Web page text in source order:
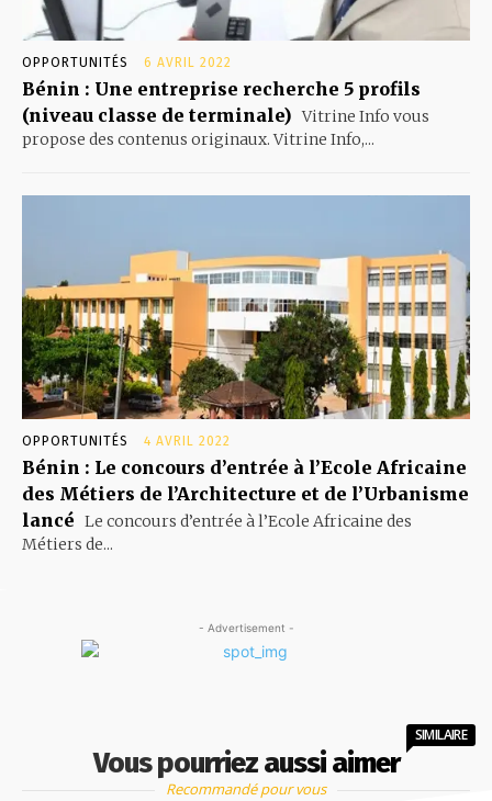
OPPORTUNITÉS 6 AVRIL 2022
Bénin : Une entreprise recherche 5 profils
(niveau classe de terminale) Vitrine Info vous
propose des contenus originaux. Vitrine Info,...
OPPORTUNITÉS 4 AVRIL 2022
Bénin : Le concours d’entrée à l’Ecole Africaine
des Métiers de l’Architecture et de l’Urbanisme
lancé Le concours d’entrée à l’Ecole Africaine des
Métiers de...
- Advertisement -
Vous pourriez aussi aimer
SIMILAIRE
Recommandé pour vous